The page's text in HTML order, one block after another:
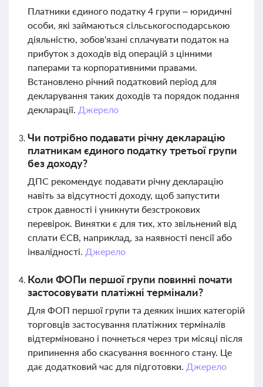
Платники єдиного податку 4 групи – юридичні
особи, які займаються сільськогосподарською
діяльністю, зобов'язані сплачувати податок на
прибуток з доходів від операцій з цінними
паперами та корпоративними правами.
Встановлено річний податковий період для
декларування таких доходів та порядок подання
декларації. Джерело
Чи потрібно подавати річну декларацію
платникам єдиного податку третьої групи
без доходу?
ДПС рекомендує подавати річну декларацію
навіть за відсутності доходу, щоб запустити
строк давності і уникнути безстрокових
перевірок. Винятки є для тих, хто звільнений від
сплати ЄСВ, наприклад, за наявності пенсії або
інвалідності. Джерело
Коли ФОПи першої групи повинні почати
застосовувати платіжні термінали?
Для ФОП першої групи та деяких інших категорій
торговців застосування платіжних терміналів
відтерміновано і почнеться через три місяці після
припинення або скасування воєнного стану. Це
дає додатковий час для підготовки. Джерело